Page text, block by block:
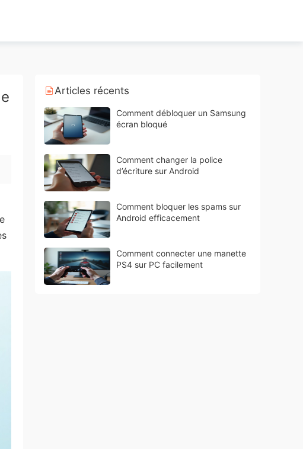
Articles récents
Comment débloquer un Samsung
écran bloqué
Comment changer la police
d’écriture sur Android
Comment bloquer les spams sur
Android efficacement
Comment connecter une manette
PS4 sur PC facilement